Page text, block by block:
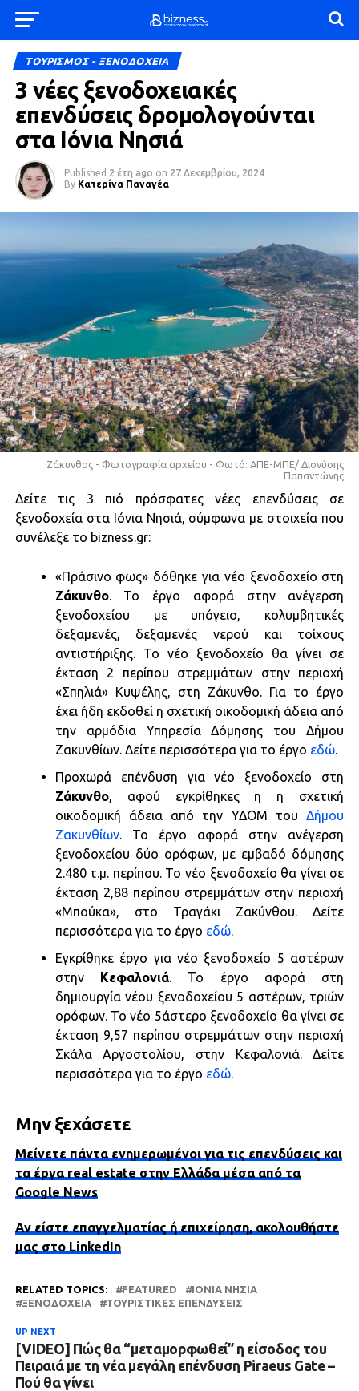
ΤΟΥΡΙΣΜΟΣ - ΞΕΝΟΔΟΧΕΙΑ
3 νέες ξενοδοχειακές
επενδύσεις δρομολογούνται
στα Ιόνια Νησιά
Published 2 έτη ago on 27 Δεκεμβρίου, 2024
By Κατερίνα Παναγέα
Ζάκυνθος - Φωτογραφία αρχείου - Φωτό: ΑΠΕ-ΜΠΕ/ Διονύσης
Παπαντώνης
Δείτε τις 3 πιό πρόσφατες νέες επενδύσεις σε
ξενοδοχεία στα Ιόνια Νησιά, σύμφωνα με στοιχεία που
συνέλεξε το bizness.gr:
«Πράσινο φως» δόθηκε για νέο ξενοδοχείο στη
Ζάκυνθο. Το έργο αφορά στην ανέγερση
ξενοδοχείου με υπόγειο, κολυμβητικές
δεξαμενές, δεξαμενές νερού και τοίχους
αντιστήριξης. Το νέο ξενοδοχείο θα γίνει σε
έκταση 2 περίπου στρεμμάτων στην περιοχή
«Σπηλιά» Κυψέλης, στη Ζάκυνθο. Για το έργο
έχει ήδη εκδοθεί η σχετική οικοδομική άδεια από
την αρμόδια Υπηρεσία Δόμησης του Δήμου
Ζακυνθίων. Δείτε περισσότερα για το έργο εδώ.
Προχωρά επένδυση για νέο ξενοδοχείο στη
Ζάκυνθο, αφού εγκρίθηκες η η σχετική
οικοδομική άδεια από την ΥΔΟΜ τουΔήμου
Ζακυνθίων. Το έργο αφορά στην ανέγερση
ξενοδοχείου δύο ορόφων, με εμβαδό δόμησης
2.480 τ.μ. περίπου. Το νέο ξενοδοχείο θα γίνει σε
έκταση 2,88 περίπου στρεμμάτων στην περιοχή
«Μπούκα», στο Τραγάκι Ζακύνθου. Δείτε
περισσότερα για το έργο εδώ.
Εγκρίθηκε έργο για νέο ξενοδοχείο 5 αστέρων
στην Κεφαλονιά. Το έργο αφορά στη
δημιουργία νέου ξενοδοχείου 5 αστέρων, τριών
ορόφων. Το νέο 5άστερο ξενοδοχείο θα γίνει σε
έκταση 9,57 περίπου στρεμμάτων στην περιοχή
Σκάλα Αργοστολίου, στην Κεφαλονιά. Δείτε
περισσότερα για το έργο εδώ.
Μην ξεχάσετε
Μείνετε πάντα ενημερωμένοι για τις επενδύσεις και
τα έργα real estate στην Ελλάδα μέσα από τα
Google News
Αν είστε επαγγελματίας ή επιχείρηση, ακολουθήστε
μας στο LinkedIn
RELATED TOPICS: FEATURED
ΙΟΝΙΑ ΝΗΣΙΑ
ΞΕΝΟΔΟΧΕΊΑ
ΤΟΥΡΙΣΤΙΚΈΣ ΕΠΕΝΔΎΣΕΙΣ
UP NEXT
[VIDEO] Πώς θα “μεταμορφωθεί” η είσοδος του
Πειραιά με τη νέα μεγάλη επένδυση Piraeus Gate –
Πού θα γίνει